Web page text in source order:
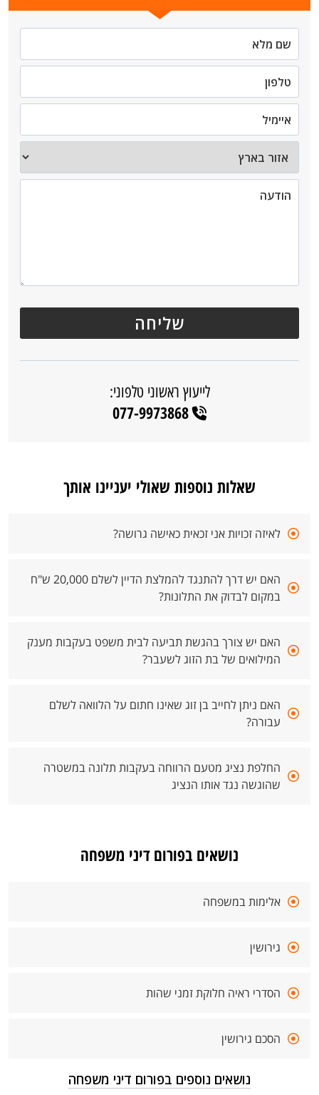
לייעוץ ראשוני טלפוני:
077-9973868
שאלות נוספות שאולי יעניינו אותך
לאיזה זכויות אני זכאית כאישה גרושה?
האם יש דרך להתנגד להמלצת הדיין לשלם 20,000 ש"ח
במקום לבדוק את התלונות?
האם יש צורך בהגשת תביעה לבית משפט בעקבות מענק
המילואים של בת הזוג לשעבר?
האם ניתן לחייב בן זוג שאינו חתום על הלוואה לשלם
עבורה?
החלפת נציג מטעם הרווחה בעקבות תלונה במשטרה
שהוגשה נגד אותו הנציג
נושאים בפורום דיני משפחה
אלימות במשפחה
גירושין
הסדרי ראיה חלוקת זמני שהות
הסכם גירושין
נושאים נוספים בפורום דיני משפחה